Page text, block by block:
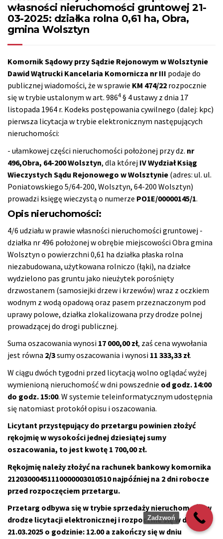
własności nieruchomości gruntowej 21-
03-2025: działka rolna 0,61 ha, Obra,
gmina Wolsztyn
Komornik Sądowy przy Sądzie Rejonowym w Wolsztynie
Dawid Wątrucki Kancelaria Komornicza nr III podaje do
publicznej wiadomości, że w sprawie KM 474/22 rozpocznie
się w trybie ustalonym w art. 9864 § 4 ustawy z dnia 17
listopada 1964 r. Kodeks postępowania cywilnego (dalej: kpc)
pierwsza licytacja w trybie elektronicznym następujących
nieruchomości:
- ułamkowej części nieruchomości położonej przy dz. nr
496,Obra, 64-200 Wolsztyn, dla której IV Wydział Ksiąg
Wieczystych Sądu Rejonowego w Wolsztynie (adres: ul. ul.
Poniatowskiego 5/64-200, Wolsztyn, 64-200 Wolsztyn)
prowadzi księgę wieczystą o numerze PO1E/00000145/1.
Opis nieruchomości:
4/6 udziału w prawie własności nieruchomości gruntowej -
działka nr 496 położonej w obrębie miejscowości Obra gmina
Wolsztyn o powierzchni 0,61 ha działka płaska rolna
niezabudowana, użytkowana rolniczo (łąki), na działce
wydzielono pas gruntu jako nieużytek porośnięty
drzwostanem (samosiejki drzew i krzewów) wraz z oczkiem
wodnym z wodą opadową oraz pasem przeznaczonym pod
uprawy polowe, działka zlokalizowana przy drodze polnej
prowadzącej do drogi publicznej.
Suma oszacowania wynosi 17 000,00 zł, zaś cena wywołania
jest równa 2/3sumy oszacowania i wynosi 11 333,33 zł.
W ciągu dwóch tygodni przed licytacją wolno oglądać wyżej
wymienioną nieruchomość w dni powszednie od godz. 14:00
do godz. 15:00. W systemie teleinformatycznym udostępnia
się natomiast protokół opisu i oszacowania.
Licytant przystępujący do przetargu powinien złożyć
rękojmię w wysokości jednej dziesiątej sumy
oszacowania, to jest kwotę 1 700,00 zł.
Rękojmię należy złożyć na rachunek bankowy komornika
21203000451110000003010510 najpóźniej na 2 dni robocze
przed rozpoczęciem przetargu.
Przetarg odbywa się w trybie sprzedaży nieruchomości w
drodze licytacji elektronicznej i rozpocznie się w dniu:
21.03.2025 o godzinie: 12.00 a zakończy się w dniu
Zadzwoń